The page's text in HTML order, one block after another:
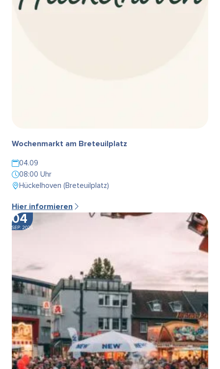
Wochenmarkt am Breteuilplatz
04.09
08:00 Uhr
Hückelhoven (Breteuilplatz)
Hier informieren
04
SEP. 2026